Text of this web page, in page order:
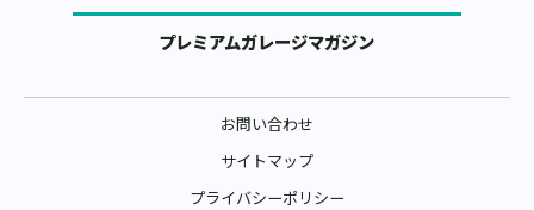
プレミアムガレージマガジン
お問い合わせ
サイトマップ
プライバシーポリシー